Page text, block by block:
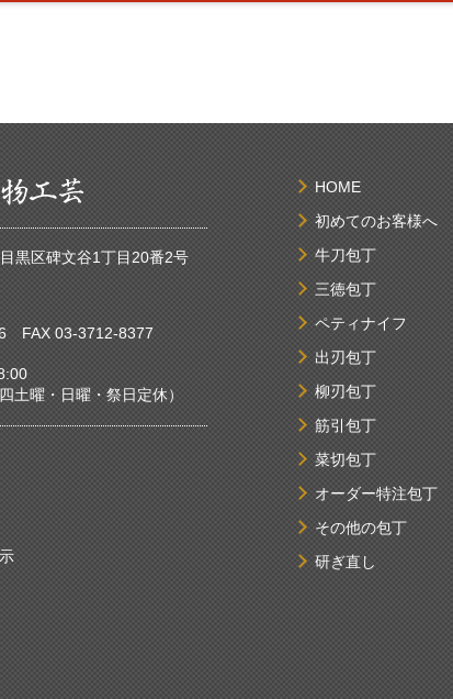
黒区碑文谷1丁目20番2号
FAX 03-3712-8377
日曜・祭日定休）
HOME
初めてのお客様へ
牛刀包丁
三徳包丁
ペティナイフ
出刃包丁
柳刃包丁
筋引包丁
菜切包丁
オーダー特注包丁
その他の包丁
研ぎ直し